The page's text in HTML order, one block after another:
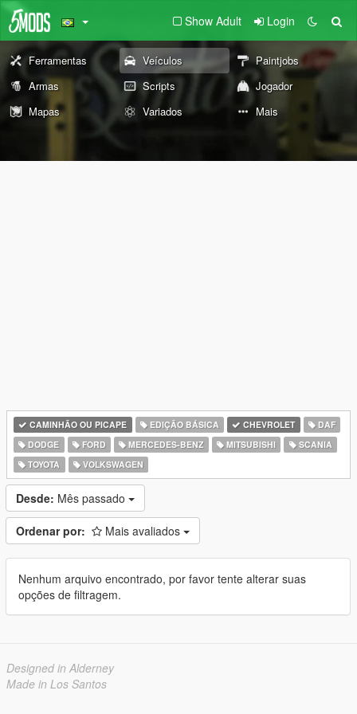
Show Adult Login
Ferramentas Veículos
Paintjobs
Armas
Scripts
Jogador
Mapas
Variados Mais
CAMINHÃO OU PICAPE EDIÇÃO BÁSICA CHEVROLET
DAF
DODGE
FORD MERCEDES-BENZ MITSUBISHI
SCANIA
TOYOTA
VOLKSWAGEN
Desde: Mês passado
Ordenar por: Mais avaliados
Nenhum arquivo encontrado, por favor tente alterar suas
opções de filtragem.
Designed in Alderney
Made in Los Santos